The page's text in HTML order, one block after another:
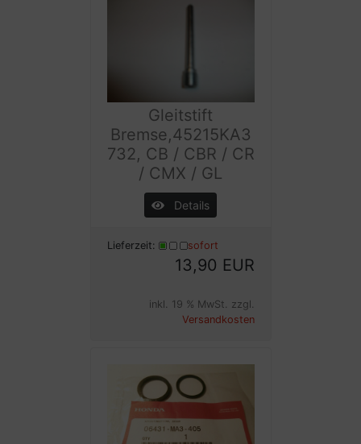
Gleitstift
Bremse,45215KA3
732, CB / CBR / CR
/ CMX / GL
Details
Lieferzeit: sofort
13,90 EUR
inkl. 19 % MwSt. zzgl.
Versandkosten